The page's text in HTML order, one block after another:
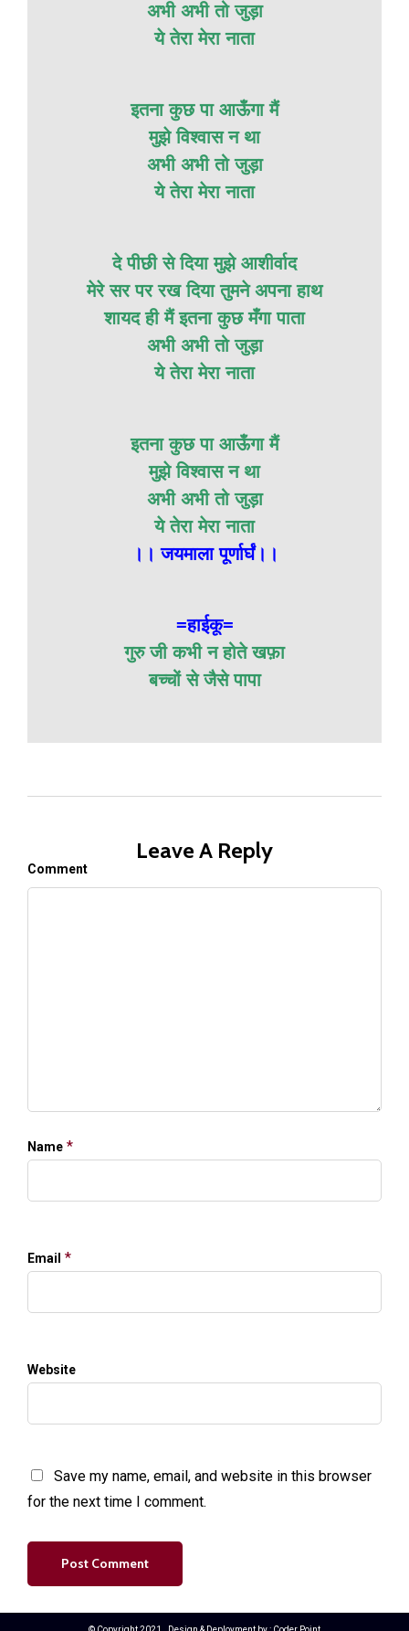
अभी अभी तो जुड़ा
ये तेरा मेरा नाता
इतना कुछ पा आऊँगा मैं
मुझे विश्वास न था
अभी अभी तो जुड़ा
ये तेरा मेरा नाता
दे पीछी से दिया मुझे आशीर्वाद
मेरे सर पर रख दिया तुमने अपना हाथ
शायद ही मैं इतना कुछ मँगा पाता
अभी अभी तो जुड़ा
ये तेरा मेरा नाता
इतना कुछ पा आऊँगा मैं
मुझे विश्वास न था
अभी अभी तो जुड़ा
ये तेरा मेरा नाता
।। जयमाला पूर्णार्घं।।
=हाईकू=
गुरु जी कभी न होते खफ़ा
बच्चों से जैसे पापा
Leave A Reply
Comment
Name *
Email *
Website
Save my name, email, and website in this browser
for the next time I comment.